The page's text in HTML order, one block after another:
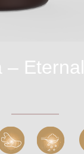
– Eternal